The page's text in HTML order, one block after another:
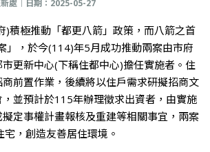
處｜日期：2025-05-27
)積極推動「都更八箭」政策，而八箭之首
」，於今(114)年5月成功推動兩案由市府
更新中心(下稱住都中心)擔任實施者。住
前置作業，後續將以住戶需求研擬招商文
並預計於115年辦理徵求出資者，由實施
定事權計畫報核及重建等相關事宜，兩案
，創造友善居住環境。